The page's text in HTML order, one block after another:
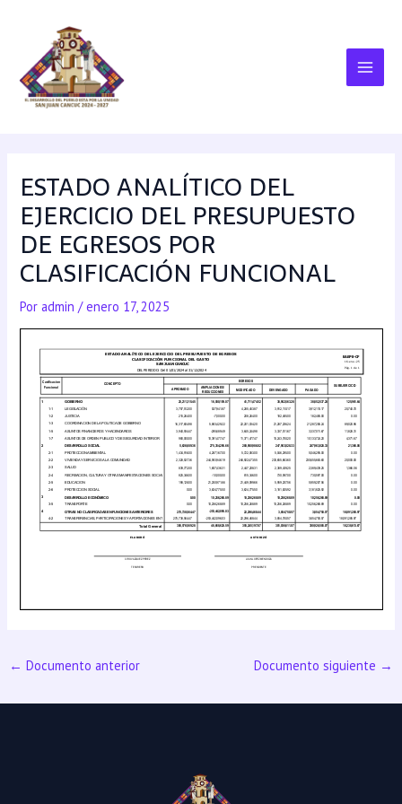
ESTADO ANALÍTICO DEL
EJERCICIO DEL PRESUPUESTO
DE EGRESOS POR
CLASIFICACIÓN FUNCIONAL
Poradmin/enero 17, 2025
← Documento anterior Documento siguiente →